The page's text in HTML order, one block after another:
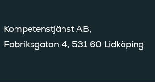
Kompetenstjänst AB,
Fabriksgatan 4, 531 60 Lidköping